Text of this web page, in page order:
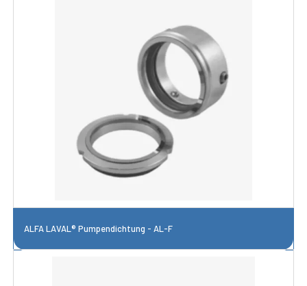
ALFA LAVAL® Pumpendichtung - AL-F